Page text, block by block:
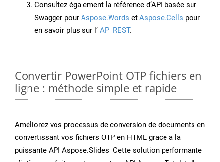
Consultez également la référence d’API basée sur
Swagger pour Aspose.Words et Aspose.Cells pour
en savoir plus sur l’ API REST.
Convertir PowerPoint OTP fichiers en
ligne : méthode simple et rapide
Améliorez vos processus de conversion de documents en
convertissant vos fichiers OTP en HTML grâce à la
puissante API Aspose.Slides. Cette solution performante